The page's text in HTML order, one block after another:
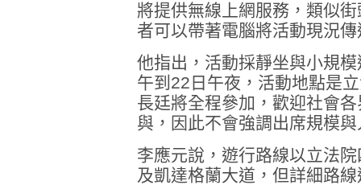
將提供無線上網服務，類似
者可以帶著電腦將活動現況
他指出，活動採靜坐與小規
午到22日午夜，活動地點是
長廷將全程參加，歡迎社會
與，因此不會強調出席規模
李應元說，遊行路線以立法
及凱達格蘭大道，但詳細路